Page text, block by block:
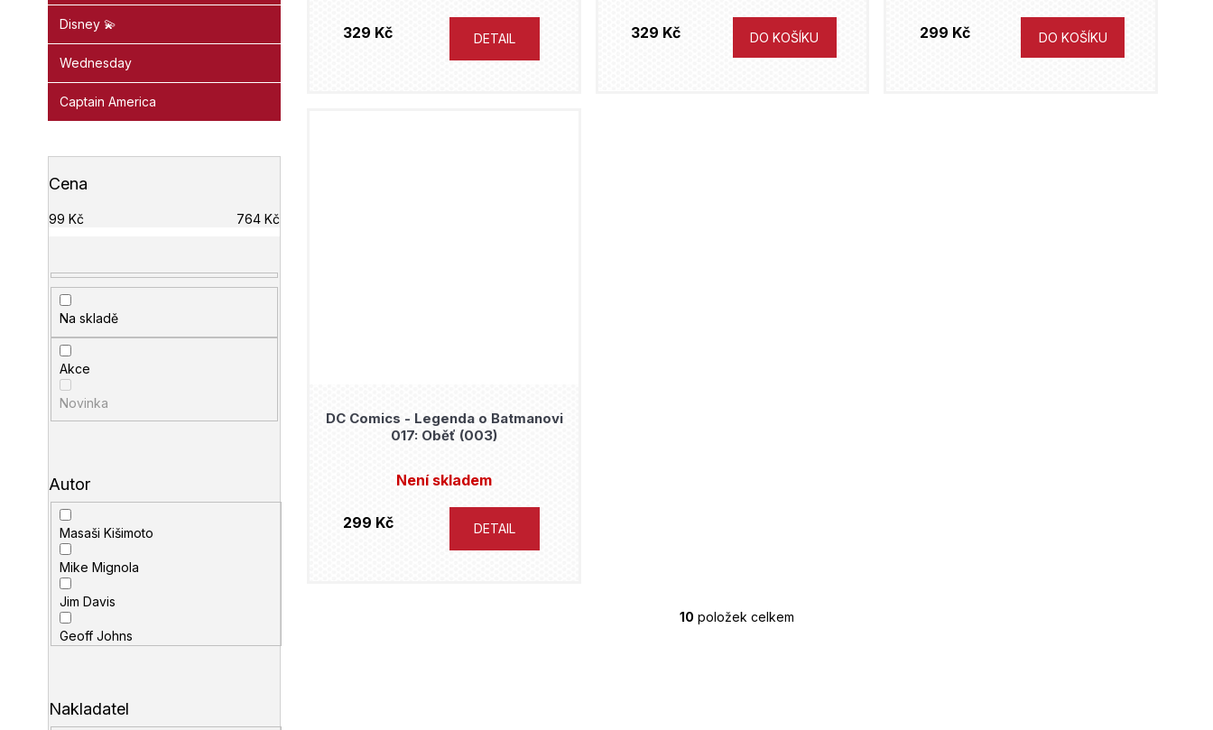
Disney 💫
Wednesday
Captain America
Cena
99 Kč 764 Kč
Na skladě
Akce
Novinka
Autor
Masaši Kišimoto
Mike Mignola
Jim Davis
Geoff Johns
Scott Snyder
Nakladatel
329 Kč DETAIL 329 Kč DO KOŠÍKU 299 Kč DO KOŠÍKU
DC Comics - Legenda o Batmanovi
017: Oběť (003)
Není skladem
299 Kč DETAIL
O
10 položek celkem